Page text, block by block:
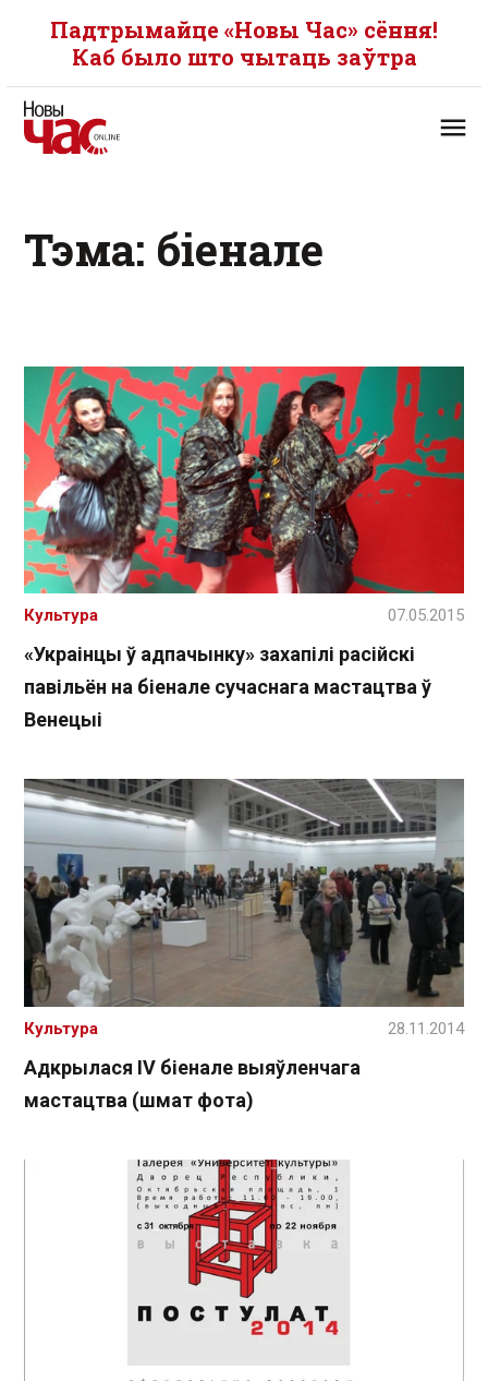
Падтрымайце «Новы Час» сёння!
Каб было што чытаць заўтра
Тэма: біенале
«Украінцы ў адпачынку» захапілі расійскі
павільён на біенале сучаснага мастацтва ў
Венецыі
Культура 07.05.2015
Адкрылася IV біенале выяўленчага
мастацтва (шмат фота)
Культура 28.11.2014